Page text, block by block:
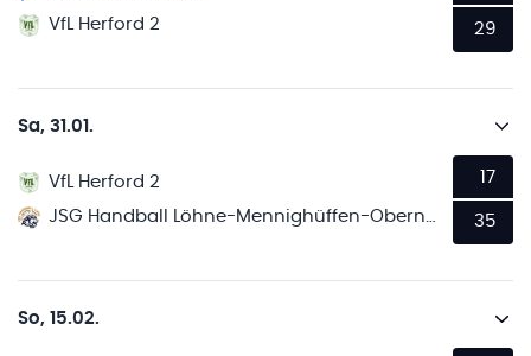
VfL Herford 2
29
Sa, 31.01.
VfL Herford 2
JSG Handball Löhne-Mennighüffen-Obernbeck
17
35
So, 15.02.